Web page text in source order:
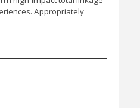
Appropriately